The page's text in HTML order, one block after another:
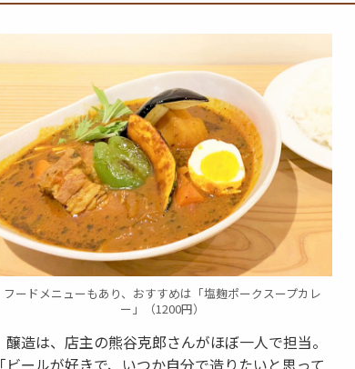
フードメニューもあり、おすすめは「塩麹ポークスープカレ
ー」（1200円）
醸造は、店主の熊谷克郎さんがほぼ一人で担当。
「ビールが好きで、いつか自分で造りたいと思って